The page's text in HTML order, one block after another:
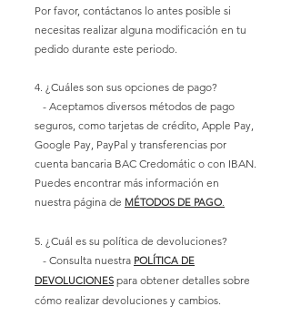
Por favor, contáctanos lo antes posible si
necesitas realizar alguna modificación en tu
pedido durante este periodo.
4. ¿Cuáles son sus opciones de pago?
- Aceptamos diversos métodos de pago
seguros, como tarjetas de crédito, Apple Pay,
Google Pay, PayPal y transferencias por
cuenta bancaria BAC Credomátic o con IBAN.
Puedes encontrar más información en
nuestra página de MÉTODOS DE PAGO.
5. ¿Cuál es su política de devoluciones?
- Consulta nuestra POLÍTICA DE
DEVOLUCIONES para obtener detalles sobre
cómo realizar devoluciones y cambios.